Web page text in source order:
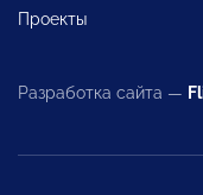
Проекты
Разработка сайта —